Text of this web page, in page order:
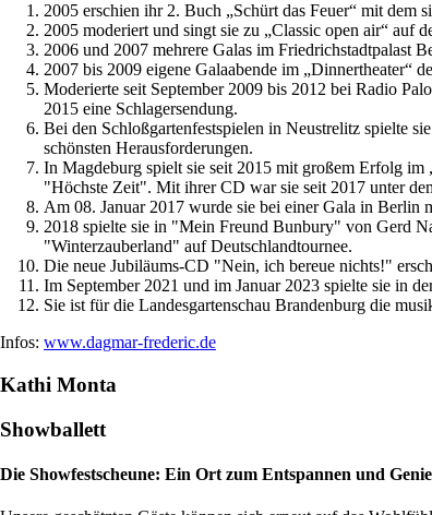
2005 erschien ihr 2. Buch „Schürt das Feuer“ mit dem
2005 moderiert und singt sie zu „Classic open air“ auf
2006 und 2007 mehrere Galas im Friedrichstadtpalast
2007 bis 2009 eigene Galaabende im „Dinnertheater“
Moderierte seit September 2009 bis 2012 bei Radio
2015 eine Schlagersendung.
Bei den Schloßgartenfestspielen in Neustrelitz spielte
schönsten Herausforderungen.
In Magdeburg spielt sie seit 2015 mit großem Erfolg im
"Höchste Zeit". Mit ihrer CD war sie seit 2017 unter
Am 08. Januar 2017 wurde sie bei einer Gala in Berlin
2018 spielte sie in "Mein Freund Bunbury" von Gerd
"Winterzauberland" auf Deutschlandtournee.
Die neue Jubiläums-CD "Nein, ich bereue nichts!"
Im September 2021 und im Januar 2023 spielte sie in
Sie ist für die Landesgartenschau Brandenburg die
Infos: www.dagmar-frederic.de
Kathi Monta
Showballett
Die Showfestscheune: Ein Ort zum Entspannen und